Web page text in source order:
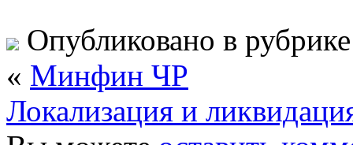
Опубликовано в
« Минфин ЧР
Локализация и